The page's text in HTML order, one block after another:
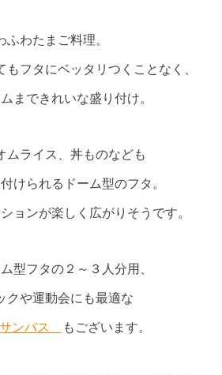
ふわたまご料理。
フタにベッタリつくことなく、
まできれいな盛り付け。
ムライス、丼ものなども
けられるドーム型のフタ。
ョンが楽しく広がりそうです。
型フタの２～３人分用、
クや運動会にも最適な
サンバス もございます。